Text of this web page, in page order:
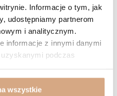
Informacje o tym, jak
udostępniamy partnerom
i analitycznym.
informacje z innymi danymi
podczas
wszystkie
szmatką bardzo
kremami
(zaschnięte
plamy) powinny być
pralniach chemicznych
skóry i zamszu. Aby
i